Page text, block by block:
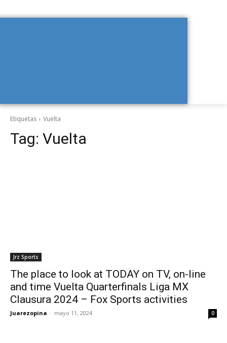
Etiquetas Vuelta
Tag: Vuelta
Jrz Sports
The place to look at TODAY on TV, on-line
and time Vuelta Quarterfinals Liga MX
Clausura 2024 – Fox Sports activities
Juarezopina - mayo 11, 2024 0